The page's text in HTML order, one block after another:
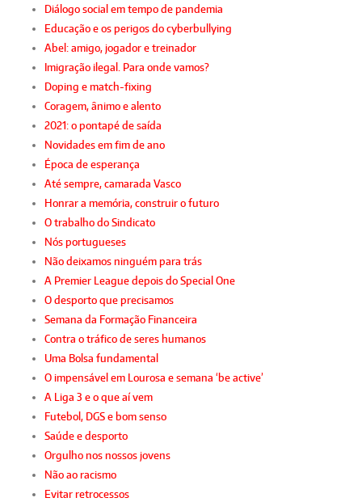
Diálogo social em tempo de pandemia
Educação e os perigos do cyberbullying
Abel: amigo, jogador e treinador
Imigração ilegal. Para onde vamos?
Doping e match-fixing
Coragem, ânimo e alento
2021: o pontapé de saída
Novidades em fim de ano
Época de esperança
Até sempre, camarada Vasco
Honrar a memória, construir o futuro
O trabalho do Sindicato
Nós portugueses
Não deixamos ninguém para trás
A Premier League depois do Special One
O desporto que precisamos
Semana da Formação Financeira
Contra o tráfico de seres humanos
Uma Bolsa fundamental
O impensável em Lourosa e semana ‘be active’
A Liga 3 e o que aí vem
Futebol, DGS e bom senso
Saúde e desporto
Orgulho nos nossos jovens
Não ao racismo
Evitar retrocessos